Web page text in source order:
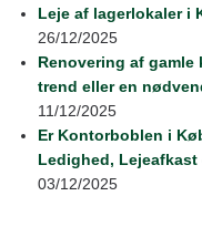
Leje af lagerlokaler i
26/12/2025
Renovering af
trend eller en
11/12/2025
Er Kontorboblen i
Ledighed,
03/12/2025